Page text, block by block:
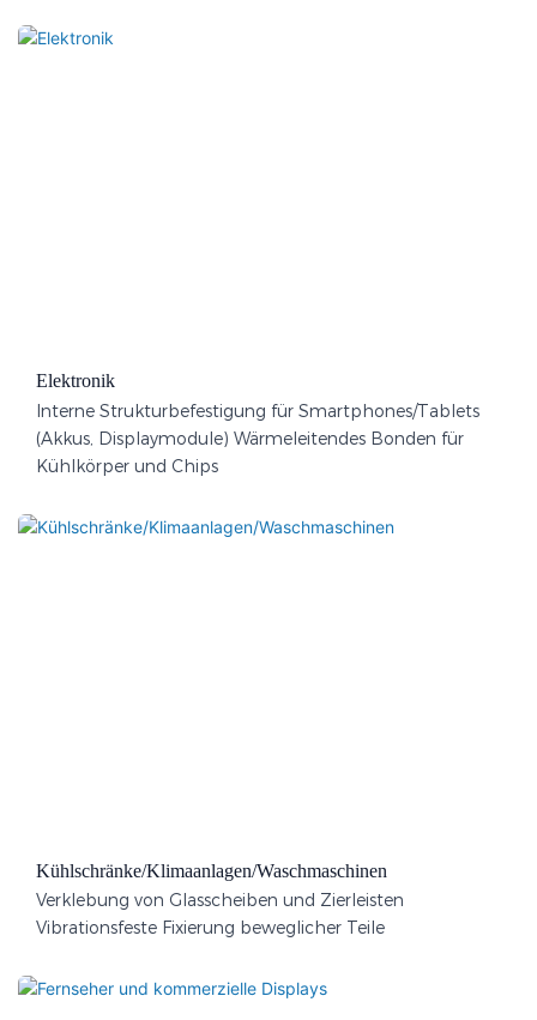
Elektronik
Interne Strukturbefestigung für Smartphones/Tablets
(Akkus, Displaymodule) Wärmeleitendes Bonden für
Kühlkörper und Chips
Kühlschränke/Klimaanlagen/Waschmaschinen
Verklebung von Glasscheiben und Zierleisten
Vibrationsfeste Fixierung beweglicher Teile